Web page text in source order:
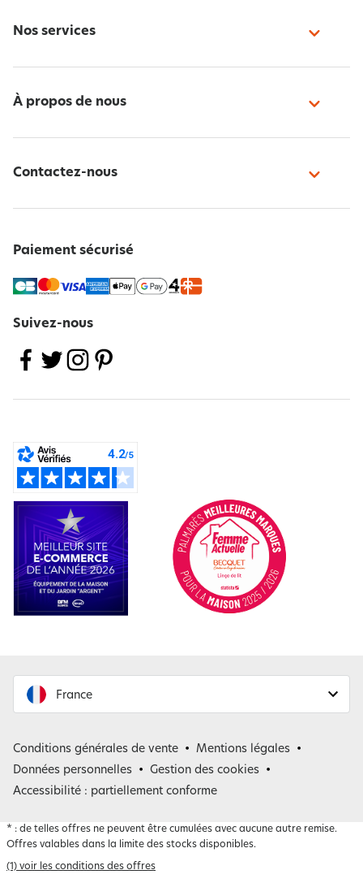
Nos services
À propos de nous
Contactez-nous
Paiement sécurisé
Suivez-nous
France
Belgique
Conditions générales de vente
Mentions légales
Données personnelles
Gestion des cookies
Accessibilité : partiellement conforme
* : de telles offres ne peuvent être cumulées avec aucune autre remise.
Offres valables dans la limite des stocks disponibles.
(1) voir les conditions des offres